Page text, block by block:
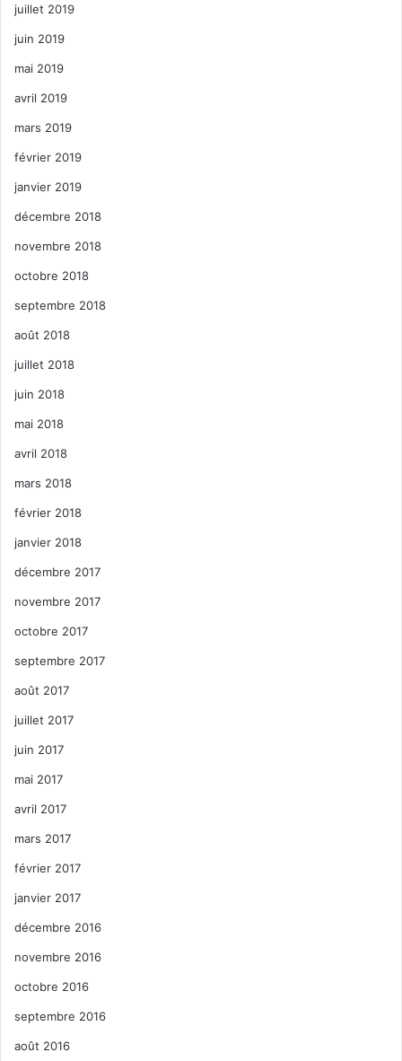
juillet 2019
juin 2019
mai 2019
avril 2019
mars 2019
février 2019
janvier 2019
décembre 2018
novembre 2018
octobre 2018
septembre 2018
août 2018
juillet 2018
juin 2018
mai 2018
avril 2018
mars 2018
février 2018
janvier 2018
décembre 2017
novembre 2017
octobre 2017
septembre 2017
août 2017
juillet 2017
juin 2017
mai 2017
avril 2017
mars 2017
février 2017
janvier 2017
décembre 2016
novembre 2016
octobre 2016
septembre 2016
août 2016